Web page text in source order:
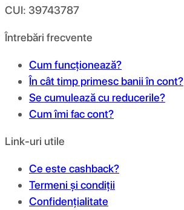
CUI: 39743787
Întrebări frecvente
Cum funcționează?
În cât timp primesc banii în cont?
Se cumulează cu reducerile?
Cum îmi fac cont?
Link-uri utile
Ce este cashback?
Termeni și condiții
Confidențialitate